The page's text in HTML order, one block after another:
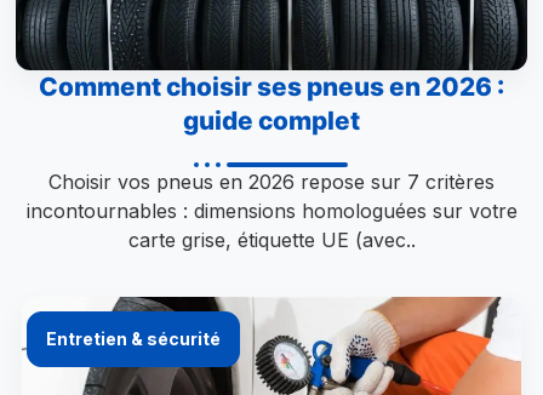
Comment choisir ses pneus en 2026 :
guide complet
Choisir vos pneus en 2026 repose sur 7 critères
incontournables : dimensions homologuées sur votre
carte grise, étiquette UE (avec..
Entretien & sécurité